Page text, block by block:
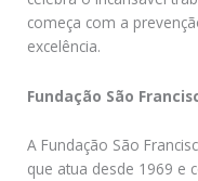
começa com a
excelência.
Fundação São
A Fundação São
que atua desde 1969 e